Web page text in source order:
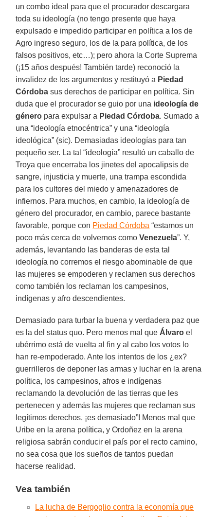
un combo ideal para que el procurador descargara
toda su ideología (no tengo presente que haya
expulsado e impedido participar en política a los de
Agro ingreso seguro, los de la para política, de los
falsos positivos, etc…); pero ahora la Corte Suprema
(¡15 años después! También tarde) reconoció la
invalidez de los argumentos y restituyó a Piedad
Córdoba sus derechos de participar en política. Sin
duda que el procurador se guio por una ideología de
género para expulsar a Piedad Córdoba. Sumado a
una “ideología etnocéntrica” y una “ideología
ideológica” (sic). Demasiadas ideologías para tan
pequeño ser. La tal “ideología” resultó un caballo de
Troya que encerraba los jinetes del apocalipsis de
sangre, injusticia y muerte, una trampa escondida
para los cultores del miedo y amenazadores de
infiernos. Para muchos, en cambio, la ideología de
género del procurador, en cambio, parece bastante
favorable, porque con Piedad Córdoba “estamos un
poco más cerca de volvernos comoVenezuela”. Y,
además, levantando las banderas de esta tal
ideología no corremos el riesgo abominable de que
las mujeres se empoderen y reclamen sus derechos
como también los reclaman los campesinos,
indígenas y afro descendientes.
Demasiado para turbar la buena y verdadera paz que
es la del status quo. Pero menos mal que Álvaro el
ubérrimo está de vuelta al fin y al cabo los votos lo
han re-empoderado. Ante los intentos de los ¿ex?
guerrilleros de deponer las armas y luchar en la arena
política, los campesinos, afros e indígenas
reclamando la devolución de las tierras que les
pertenecen y además las mujeres que reclaman sus
legítimos derechos, ¡es demasiado”! Menos mal que
Uribe en la arena política, y Ordoñez en la arena
religiosa sabrán conducir el país por el recto camino,
no sea cosa que los sueños de tantos puedan
hacerse realidad.
Vea también
La lucha de Bergoglio contra la economía que